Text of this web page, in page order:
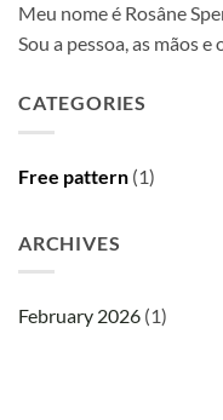
Meu nome é Rosâne
Sou a pessoa, as mãos
CATEGORIES
Free pattern (1)
ARCHIVES
February 2026 (1)